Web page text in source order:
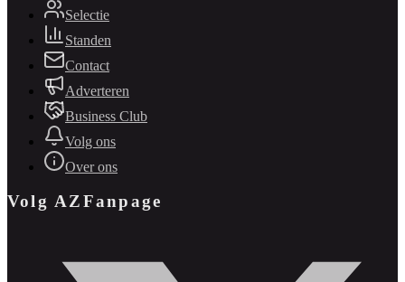
Selectie
Standen
Contact
Adverteren
Business Club
Volg ons
Over ons
Volg AZFanpage